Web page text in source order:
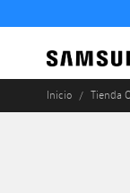
Inicio Tienda